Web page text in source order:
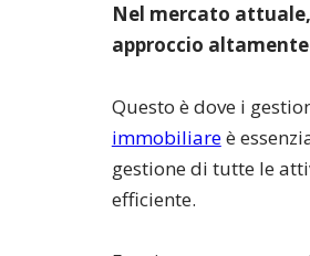
Nel mercato
approccio
Questo è dove i
immobiliareè
gestione di tutte le
efficiente.